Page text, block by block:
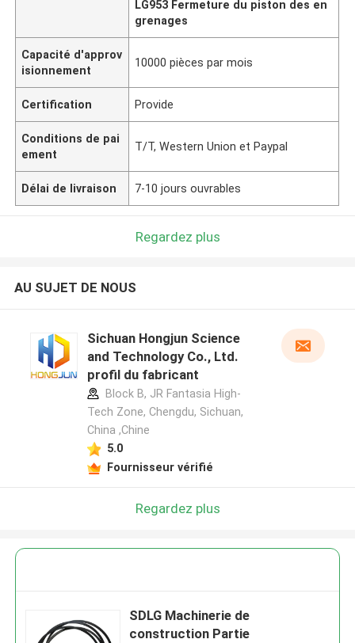
LG953 Fermeture du piston des en
grenages
Capacité d'approv
isionnement
10000 pièces par mois
Certification Provide
Conditions de pai
ement
T/T, Western Union et Paypal
Délai de livraison 7-10 jours ouvrables
Regardez plus
AU SUJET DE NOUS
Sichuan Hongjun Science
and Technology Co., Ltd.
profil du fabricant
Block B, JR Fantasia High-
Tech Zone, Chengdu, Sichuan,
China ,Chine
5.0
Fournisseur vérifié
Regardez plus
SDLG Machinerie de
construction Partie